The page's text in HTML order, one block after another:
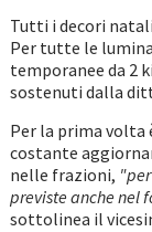
Tutti i decori
Per tutte le
temporanee da 2
sostenuti dalla
Per la prima
costante
nelle frazioni,
previste anche nel
sottolinea il